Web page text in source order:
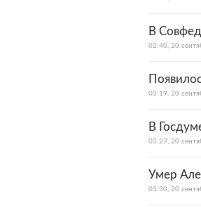
В
02:40, 20
03:19, 20
В
03:27, 20
Умер
03:30, 20